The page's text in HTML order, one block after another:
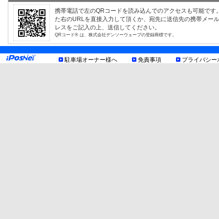
制限事項
幅 1.85m まで
長 4.90m まで
重量 1.60t まで
高さ長さ幅の制限を越える車
お知らせ
トイレあり
休日の秋葉原周辺の駐車場はどこも満車。
中心街より少し離れてますが、ちょっとしたお散歩には
携帯電話で左のQRコードを読み込んでのアクセスも可能です
た右のURLを直接入力して頂くか、宛先に送信先の携帯メー
レスをご記入の上、送信してください。
QRコード® は、株式会社デンソーウェーブの登録商標です。
駐車場オーナー様へ 免責事項 プライバシー